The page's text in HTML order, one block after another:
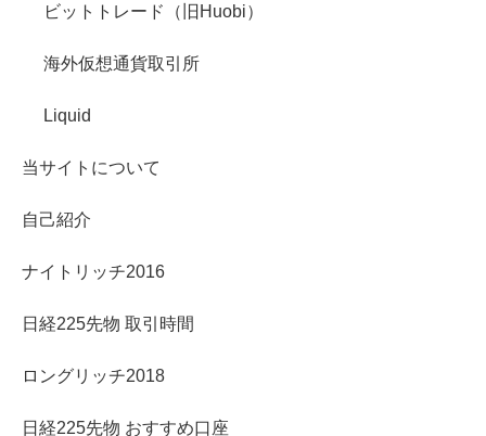
ビットトレード（旧Huobi）
海外仮想通貨取引所
Liquid
当サイトについて
自己紹介
ナイトリッチ2016
日経225先物 取引時間
ロングリッチ2018
日経225先物 おすすめ口座